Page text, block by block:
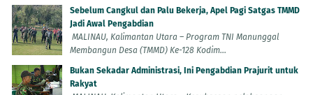
Sebelum Cangkul dan Palu Bekerja, Apel Pagi Satgas TMMD
Jadi Awal Pengabdian
MALINAU, Kalimantan Utara – Program TNI Manunggal
Membangun Desa (TMMD) Ke-128 Kodim...
Bukan Sekadar Administrasi, Ini Pengabdian Prajurit untuk
Rakyat